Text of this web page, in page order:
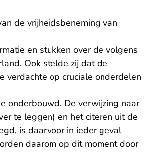
de vrijheidsbeneming van
en stukken over de volgens
Ook stelde zij dat de
verdachte op cruciale onderdelen
onderbouwd. De verwijzing naar
te leggen) en het citeren uit de
is daarvoor in ieder geval
daarom op dit moment door